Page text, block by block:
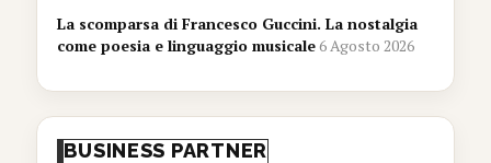
La scomparsa di Francesco Guccini. La nostalgia
come poesia e linguaggio musicale6 Agosto 2026
BUSINESS PARTNER